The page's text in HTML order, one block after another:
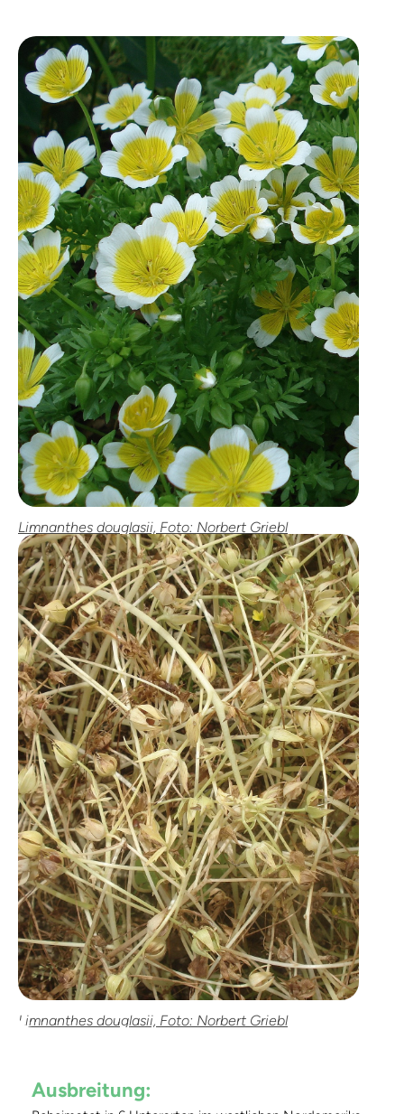
Limnanthes douglasii, Foto: Norbert Griebl
Limnanthes douglasii, Foto: Norbert Griebl
Ausbreitung: